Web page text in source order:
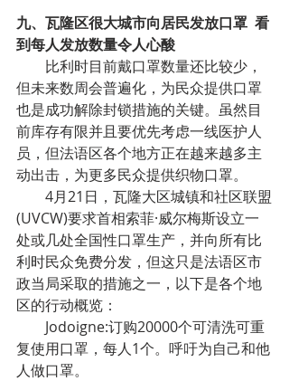
九、瓦隆区很大城市向居民发放口罩  看
到每人发放数量令人心酸
比利时目前戴口罩数量还比较少，
但未来数周会普遍化，为民众提供口罩
也是成功解除封锁措施的关键。虽然目
前库存有限并且要优先考虑一线医护人
员，但法语区各个地方正在越来越多主
动出击，为更多民众提供织物口罩。
4月21日，瓦隆大区城镇和社区联盟
(UVCW)要求首相索菲·威尔梅斯设立一
处或几处全国性口罩生产，并向所有比
利时民众免费分发，但这只是法语区市
政当局采取的措施之一，以下是各个地
区的行动概览：
Jodoigne:订购20000个可清洗可重
复使用口罩，每人1个。呼吁为自己和他
人做口罩。